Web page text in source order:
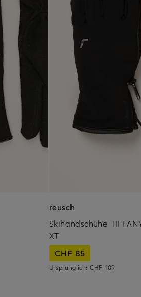
reusch
Skihandschuhe
XT
CHF 85
Ursprünglich: CHF 109